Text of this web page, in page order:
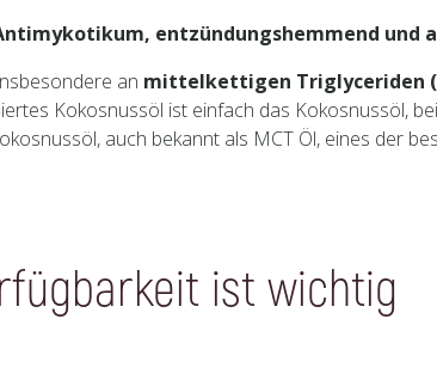
entzündungshemmend und
an mittelkettigen Triglyceriden
Kokosnussöl ist einfach das Kokosnussöl,
auch bekannt als MCT Öl, eines der
ist wichtig